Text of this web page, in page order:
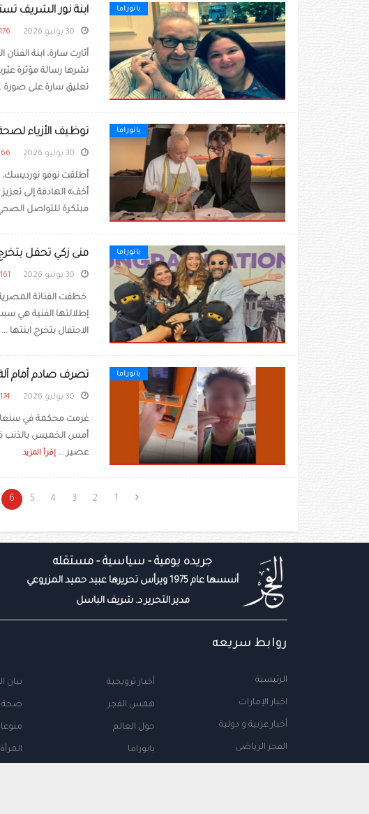
بانوراما ابنة نور الشريف
176 مشاهدة
أثارت سارة، ابنة
نشرها رسالة مؤثرة
تعليق سارة على صورة
بانوراما توظيف الأزياء
166
أطلقت نوفو نورديسك،
أخف» الهادفة إلى
مبتكرة للتواصل
بانوراما منى زكي تحفل بتخرج
161 مشاهدة
خطفت الفنانة
إطلالتها الفنية هي
الاحتفال بتخرج ابنتها ...
بانوراما تصرف صادم أمام
174 مشاهدة
أمس الخميس بالذنب
عصير ... إقرأ المزيد
1
2
3
4
5
6
جريده يومية - سياسية - مستقله
أسسها عام 1975 ويرأس تحريرها عبيد حميد المزروعي
مدير التحرير د. شريف الباسل
روابط سريعه
الرئيسية
اخبار الإمارات
أخبار عربية و دولية
الفجر الرياضى
أخبار ترويجية
همس الفجر
حول العالم
بانوراما
بيان
صحة
المرأة